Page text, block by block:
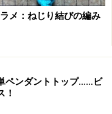
メ：ねじり結びの編み
ペンダントトップ……ビ
！